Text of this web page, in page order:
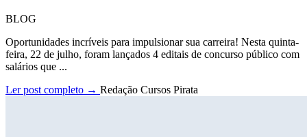
BLOG
Oportunidades incríveis para impulsionar sua carreira! Nesta quinta-
feira, 22 de julho, foram lançados 4 editais de concurso público com
salários que ...
Ler post completo → Redação Cursos Pirata